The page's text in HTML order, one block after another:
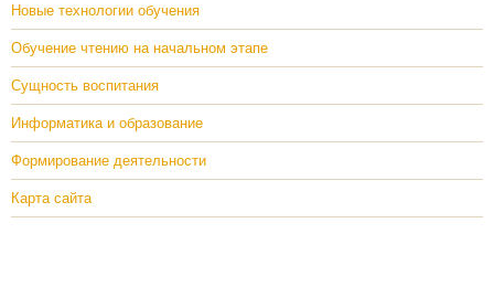
Новые технологии обучения
Обучение чтению на начальном этапе
Сущность воспитания
Информатика и образование
Формирование деятельности
Карта сайта